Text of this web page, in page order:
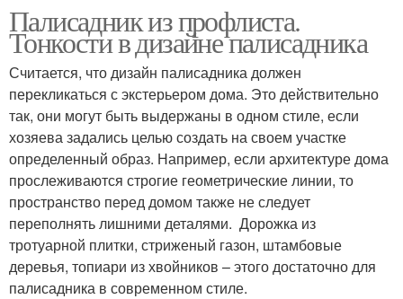
Оригинальные идеи
забором
Палисадник из профлиста.
Тонкости в дизайне палисадника
Считается, что дизайн палисадника должен
перекликаться с экстерьером дома. Это действительно
так, они могут быть выдержаны в одном стиле, если
хозяева задались целью создать на своем участке
определенный образ. Например, если архитектуре дома
прослеживаются строгие геометрические линии, то
пространство перед домом также не следует
переполнять лишними деталями. Дорожка из
тротуарной плитки, стриженый газон, штамбовые
деревья, топиари из хвойников – этого достаточно для
палисадника в современном стиле.